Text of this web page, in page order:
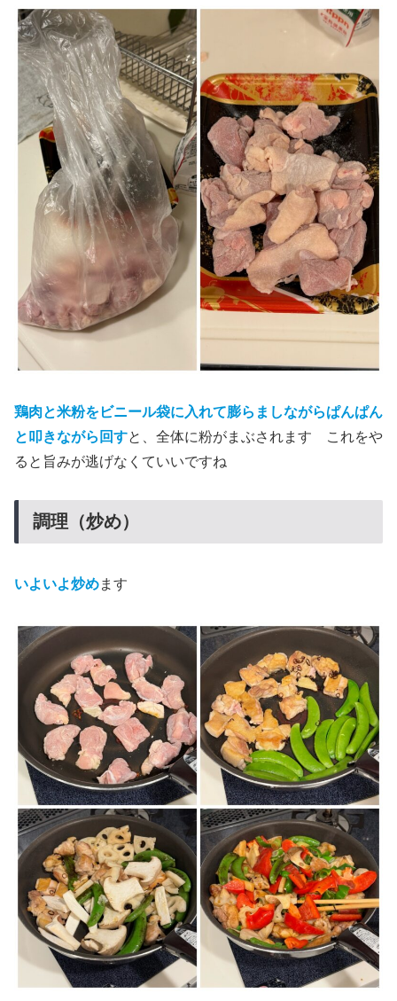
鶏肉と米粉をビニール袋に入れて膨らましながらぱんぱん
と叩きながら回すと、全体に粉がまぶされます これをや
ると旨みが逃げなくていいですね
調理（炒め）
いよいよ炒めます